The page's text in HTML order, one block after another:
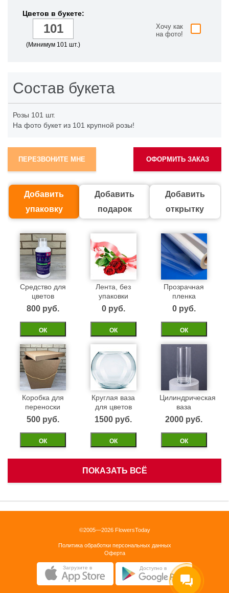
Цветов в букете:
(Минимум 101 шт.)
Хочу как
на фото!
Состав букета
Розы 101 шт.
На фото букет из 101 крупной розы!
ОФОРМИТЬ ЗАКАЗ
ПЕРЕЗВОНИТЕ МНЕ
Добавить
упаковку
Добавить
подарок
Добавить
открытку
Средство для
цветов
800 pуб.
ОК
Лента, без
упаковки
0 pуб.
ОК
Прозрачная
пленка
0 pуб.
ОК
Коробка для
переноски
500 pуб.
ОК
Круглая ваза
для цветов
1500 pуб.
ОК
Цилиндрическая
ваза
2000 pуб.
ОК
коробка 40см
ОК ОК
ПОКАЗАТЬ ВСЁ
©2005—2026 FlowersToday
Политика обработки персональных данных
Оферта
Загрузите в Доступно в